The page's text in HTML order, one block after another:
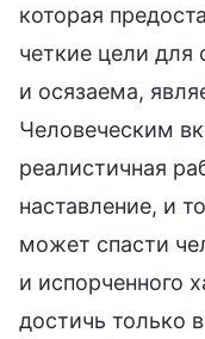
которая
четкие цели для
и осязаема,
Человеческим
реалистичная
наставление, и
может спасти
и испорченного
достичь только